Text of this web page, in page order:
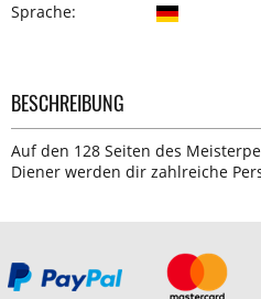
Sprache:
BESCHREIBUNG
Auf den 128 Seiten des
Diener werden dir zahlreiche